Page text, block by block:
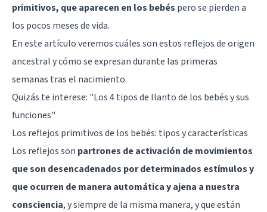
primitivos, que aparecen en los bebés pero se pierden a
los pocos meses de vida.
En este artículo veremos cuáles son estos reflejos de origen
ancestral y cómo se expresan durante las primeras
semanas tras el nacimiento.
Quizás te interese: "Los 4 tipos de llanto de los bebés y sus
funciones"
Los reflejos primitivos de los bebés: tipos y características
Los reflejos son partrones de activación de movimientos
que son desencadenados por determinados estímulos y
que ocurren de manera automática y ajena a nuestra
consciencia, y siempre de la misma manera, y que están